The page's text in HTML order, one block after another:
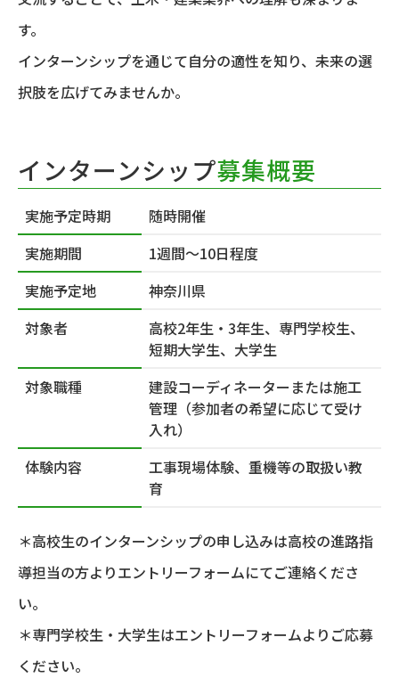
す。
インターンシップを通じて自分の適性を知り、未来の選
択肢を広げてみませんか。
インターンシップ募集概要
実施予定時期
随時開催
実施期間
1週間～10日程度
実施予定地
神奈川県
対象者
高校2年生・3年生、専門学校生、
短期大学生、大学生
対象職種
建設コーディネーターまたは施工
管理（参加者の希望に応じて受け
入れ）
体験内容
工事現場体験、重機等の取扱い教
育
＊高校生のインターンシップの申し込みは高校の進路指
導担当の方よりエントリーフォームにてご連絡くださ
い。
＊専門学校生・大学生はエントリーフォームよりご応募
ください。